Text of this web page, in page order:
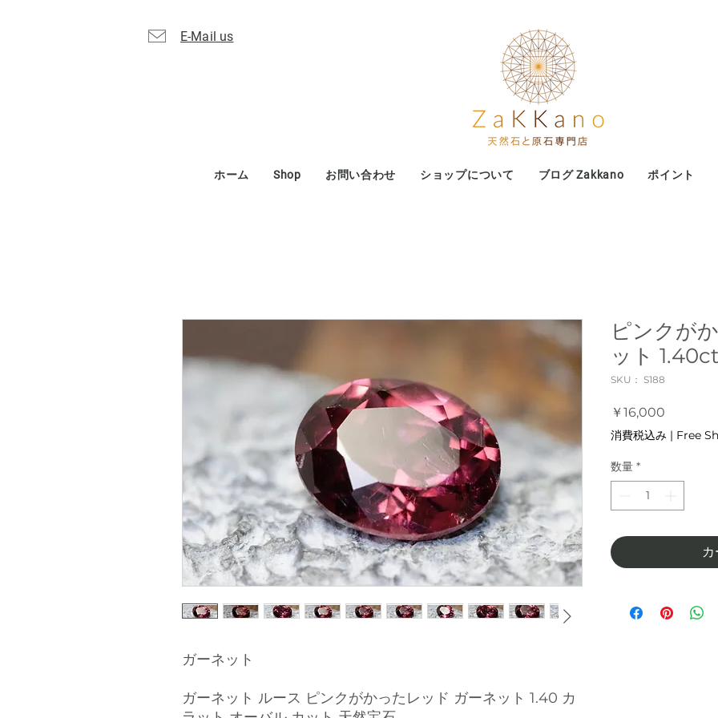
E-Mail us
ホーム Shop お問い合わせ ショップについて ブログ Zakkano ポイント
ガーネット
ガーネット ルース ピンクがかったレッド ガーネット 1.40 カ
ピンクが
ット 1.40ct
SKU： S188
￥16,000
格
消費税込み | Free
数量 *